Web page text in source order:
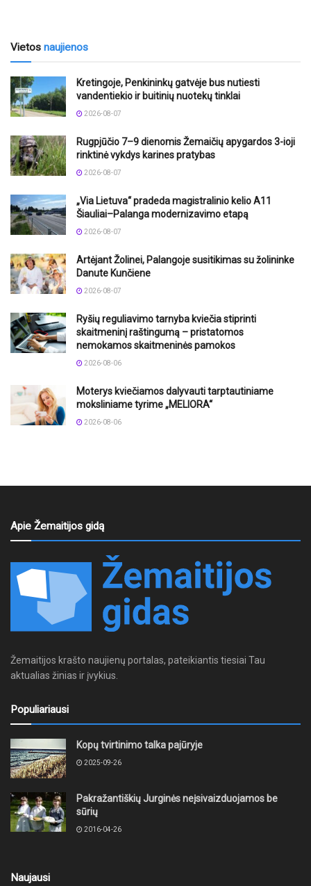
Vietos naujienos
Kretingoje, Penkininkų gatvėje bus nutiesti
vandentiekio ir buitinių nuotekų tinklai
2026-08-07
Rugpjūčio 7–9 dienomis Žemaičių apygardos 3-ioji
rinktinė vykdys karines pratybas
2026-08-07
„Via Lietuva“ pradeda magistralinio kelio A11
Šiauliai–Palanga modernizavimo etapą
2026-08-07
Artėjant Žolinei, Palangoje susitikimas su žolininke
Danute Kunčiene
2026-08-07
Ryšių reguliavimo tarnyba kviečia stiprinti
skaitmeninį raštingumą – pristatomos
nemokamos skaitmeninės pamokos
2026-08-06
Moterys kviečiamos dalyvauti tarptautiniame
moksliniame tyrime „MELIORA“
2026-08-06
Apie Žemaitijos gidą
Žemaitijos krašto naujienų portalas, pateikiantis tiesiai Tau
aktualias žinias ir įvykius.
Populiariausi
Kopų tvirtinimo talka pajūryje
2025-09-26
Pakražantiškių Jurginės neįsivaizduojamos be
sūrių
2016-04-26
Naujausi